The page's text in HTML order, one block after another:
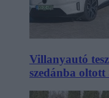
Villanyautó
szedánba oltott